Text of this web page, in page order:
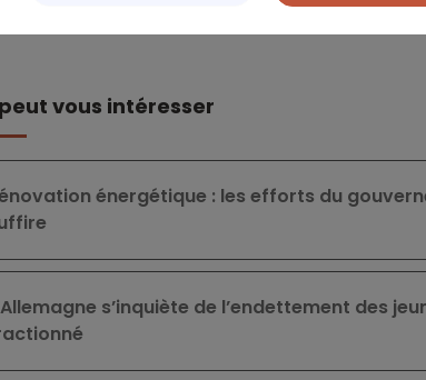
peut vous intéresser
énergétique : les efforts du
s’inquiète de l’endettement des